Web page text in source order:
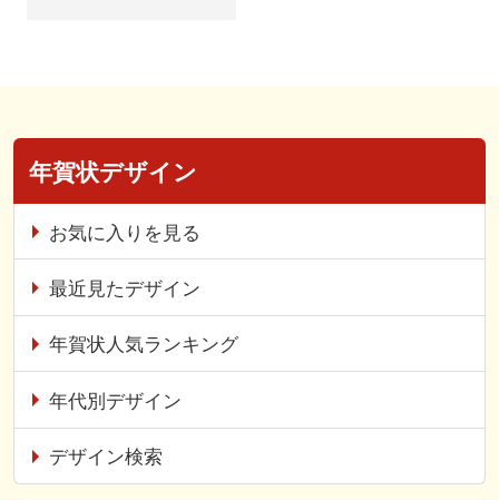
年賀状デザイン
お気に入りを見る
最近見たデザイン
年賀状人気ランキング
年代別デザイン
デザイン検索